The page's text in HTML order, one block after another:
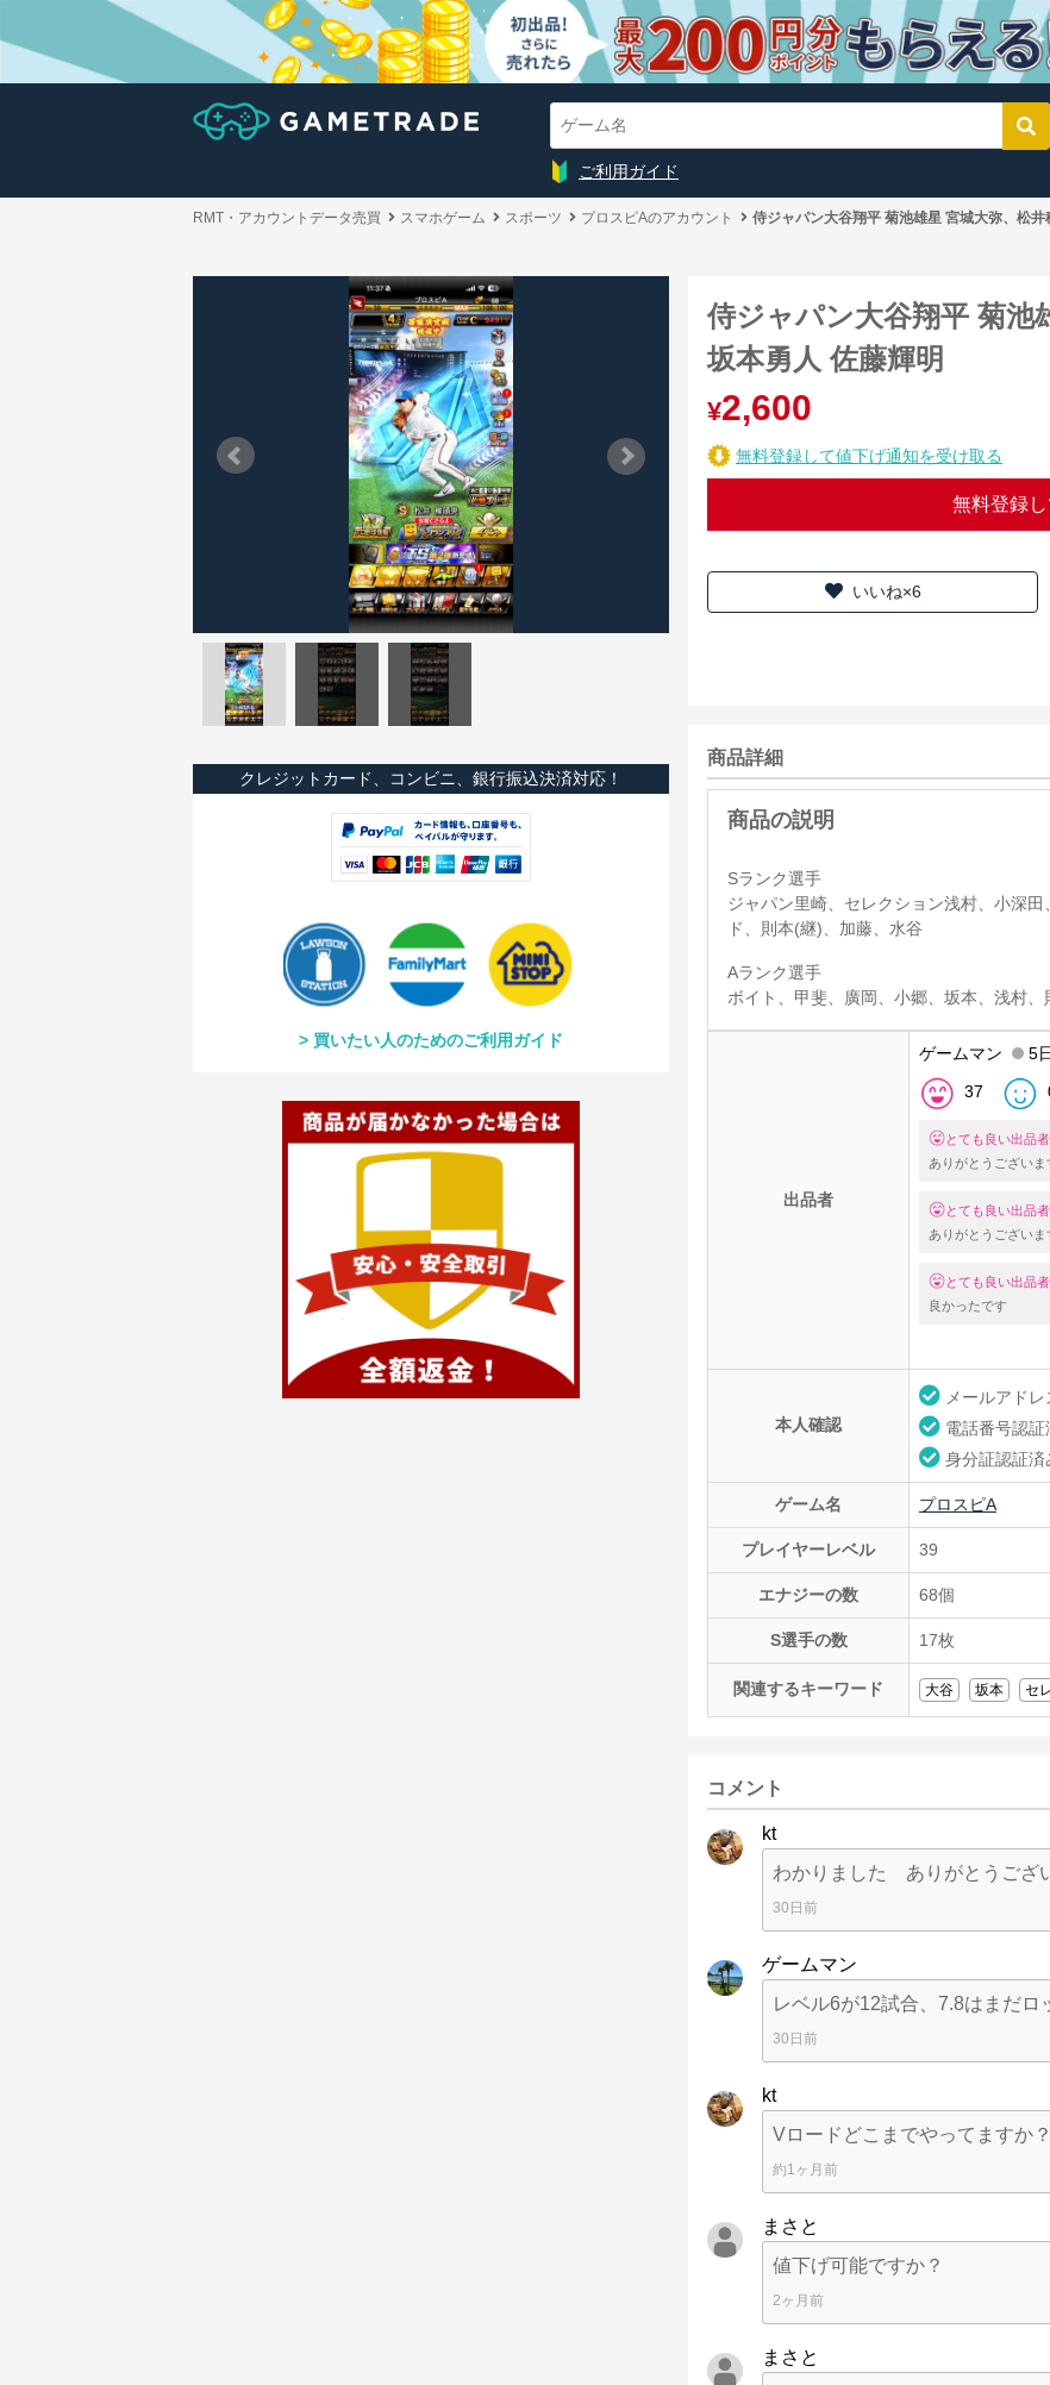
ご利用ガイド
RMT・アカウントデータ売買 スマホゲーム スポーツ プロスピAのアカウント 侍ジャパン大谷翔平 菊池雄星 宮城大弥、松井
クレジットカード、コンビニ、銀行振込決済対応！
買いたい人のためのご利用ガイド
侍ジャパン大谷翔平 菊池
坂本勇人 佐藤輝明
¥2,600
無料登録して値下げ通知を受け取る
無料登録
いいね×6
商品詳細
Sランク選手
ジャパン里崎、セレクション浅村、小深
ド、則本(継)、加藤、水谷
Aランク選手
ボイト、甲斐、廣岡、小郷、坂本、浅村
出品者
ゲームマン 5
37
とても良い出品者
ありがとうございま
とても良い出品者
ありがとうござい
とても良い出品者
良かったです
本人確認
メールアド
電話番号認証
身分証認証済
ゲーム名 プロスピA
プレイヤーレベル 39
エナジーの数 68個
S選手の数 17枚
関連するキーワード 大谷 坂本 セ
コメント
kt
わかりました ありがとうござ
30日前
ゲームマン
レベル6が12試合、7.8はまだロ
30日前
kt
Vロードどこまでやってますか？
約1ヶ月前
まさと
値下げ可能ですか？
2ヶ月前
まさと